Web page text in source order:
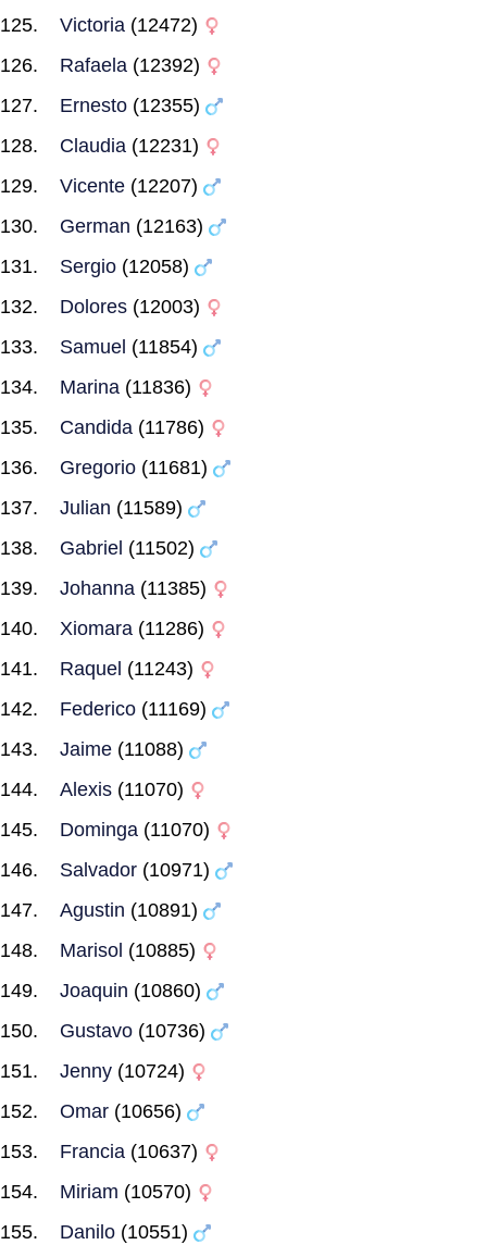
Victoria (12472)
Rafaela (12392)
Ernesto (12355)
Claudia (12231)
Vicente (12207)
German (12163)
Sergio (12058)
Dolores (12003)
Samuel (11854)
Marina (11836)
Candida (11786)
Gregorio (11681)
Julian (11589)
Gabriel (11502)
Johanna (11385)
Xiomara (11286)
Raquel (11243)
Federico (11169)
Jaime (11088)
Alexis (11070)
Dominga (11070)
Salvador (10971)
Agustin (10891)
Marisol (10885)
Joaquin (10860)
Gustavo (10736)
Jenny (10724)
Omar (10656)
Francia (10637)
Miriam (10570)
Danilo (10551)